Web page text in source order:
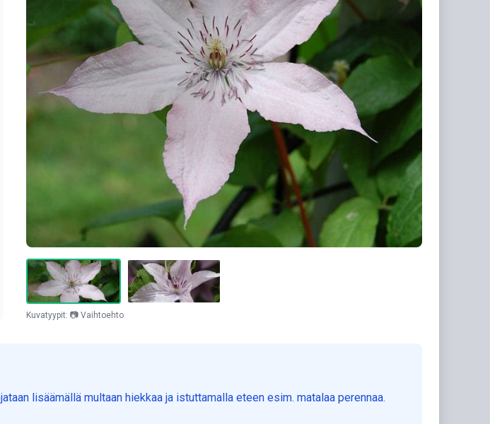
Kuvatyypit: 📷 Vaihtoehto
lisäämällä multaan hiekkaa ja istuttamalla eteen esim. matalaa perennaa.